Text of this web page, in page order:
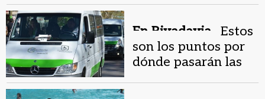
En Rivadavia .
Estos
son los puntos por
dónde pasarán las